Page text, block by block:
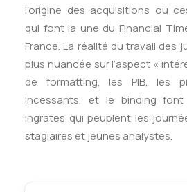
l’origine des acquisitions ou
qui font la une du Financial
France. La réalité du travail des
plus nuancée sur l’aspect «
de formatting, les PIB, les
incessants, et le binding
ingrates qui peuplent les
stagiaires et jeunes analystes.